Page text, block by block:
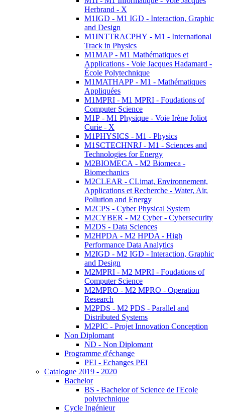
Herbrand - X
M1IGD - M1 IGD - Interaction, Graphic
and Design
M1INTTRACPHY - M1 - International
Track in Physics
M1MAP - M1 Mathématiques et
Applications - Voie Jacques Hadamard -
École Polytechnique
M1MATHAPP - M1 - Mathématiques
Appliquées
M1MPRI - M1 MPRI - Foudations of
Computer Science
M1P - M1 Physique - Voie Irène Joliot
Curie - X
M1PHYSICS - M1 - Physics
M1SCTECHNRJ - M1 - Sciences and
Technologies for Energy
M2BIOMECA - M2 Biomeca -
Biomechanics
M2CLEAR - CLimat, Environnement,
Applications et Recherche - Water, Air,
Pollution and Energy
M2CPS - Cyber Physical System
M2CYBER - M2 Cyber - Cybersecurity
M2DS - Data Sciences
M2HPDA - M2 HPDA - High
Performance Data Analytics
M2IGD - M2 IGD - Interaction, Graphic
and Design
M2MPRI - M2 MPRI - Foudations of
Computer Science
M2MPRO - M2 MPRO - Operation
Research
M2PDS - M2 PDS - Parallel and
Distributed Systems
M2PIC - Projet Innovation Conception
Non Diplomant
ND - Non Diplomant
Programme d'échange
PEI - Echanges PEI
Catalogue 2019 - 2020
Bachelor
BS - Bachelor of Science de l'Ecole
polytechnique
Cycle Ingénieur